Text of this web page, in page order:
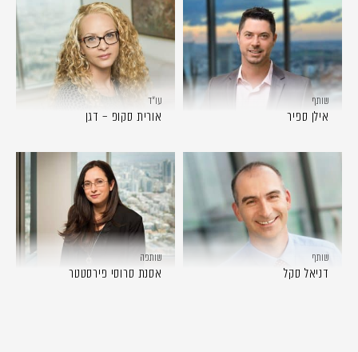
שותף
אילן ספיר
עו״ד
אורית סקופ – דגן
שותף
דניאל סקל
שותפה
אסנת סרוסי פירסטטר